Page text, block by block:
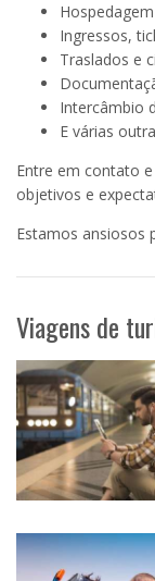
Hospedagem
Ingressos,
Traslados e
Intercâmbio
E várias
Entre em contato
objetivos e
Estamos ansiosos
Viagens de